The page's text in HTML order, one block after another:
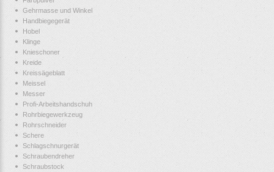
Gehrmasse und Winkel
Handbiegegerät
Hobel
Klinge
Knieschoner
Kreide
Kreissägeblatt
Meissel
Messer
Profi-Arbeitshandschuh
Rohrbiegewerkzeug
Rohrschneider
Schere
Schlagschnurgerät
Schraubendreher
Schraubstock